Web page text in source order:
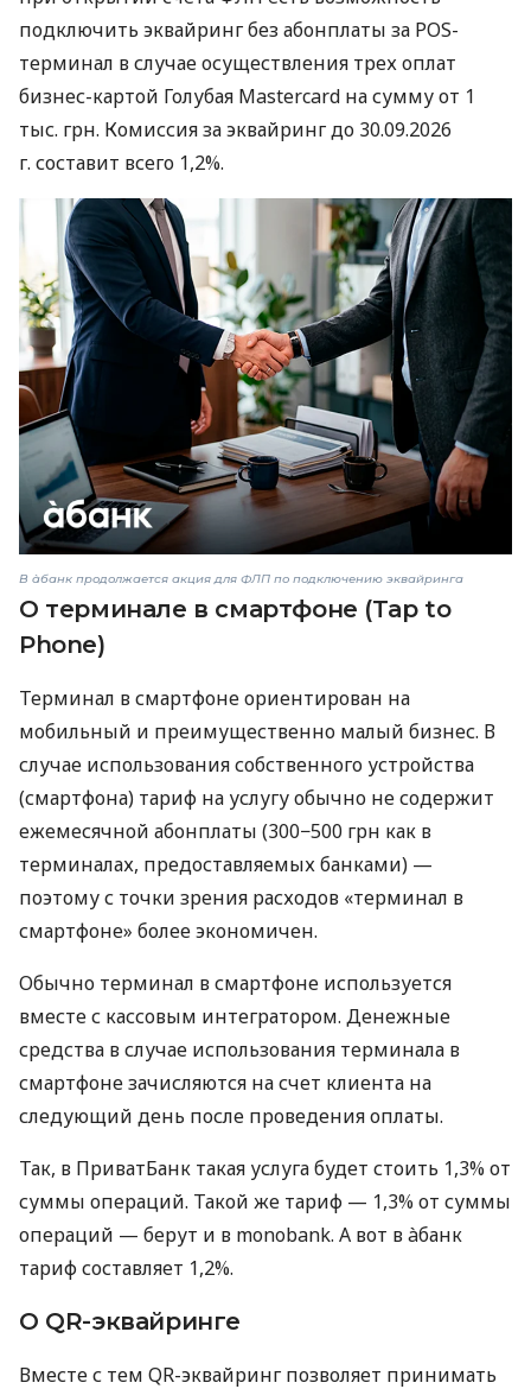
подключить эквайринг без абонплаты за POS-
терминал в случае осуществления трех оплат
бизнес-картой Голубая Mastercard на сумму от 1
тыс. грн. Комиссия за эквайринг до 30.09.2026
г. составит всего 1,2%.
В àбанк продолжается акция для ФЛП по подключению эквайринга
О терминале в смартфоне (Tap to
Phone)
Терминал в смартфоне ориентирован на
мобильный и преимущественно малый бизнес. В
случае использования собственного устройства
(смартфона) тариф на услугу обычно не содержит
ежемесячной абонплаты (300−500 грн как в
терминалах, предоставляемых банками) —
поэтому с точки зрения расходов «терминал в
смартфоне» более экономичен.
Обычно терминал в смартфоне используется
вместе с кассовым интегратором. Денежные
средства в случае использования терминала в
смартфоне зачисляются на счет клиента на
следующий день после проведения оплаты.
Так, в ПриватБанк такая услуга будет стоить 1,3% от
суммы операций. Такой же тариф — 1,3% от суммы
операций — берут и в monobank. А вот в àбанк
тариф составляет 1,2%.
О QR-эквайринге
Вместе с тем QR-эквайринг позволяет принимать